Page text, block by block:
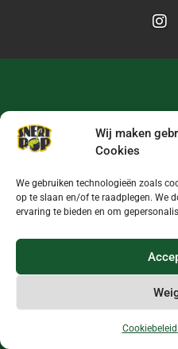
Wij maken
Cookies
We gebruiken technologieën zoals
op te slaan en/of te raadplegen. We
ervaring te bieden en om
Cookiebeleid